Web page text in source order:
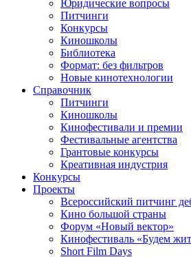
Юридические вопросы
Питчинги
Конкурсы
Киношколы
Библиотека
Формат: без фильтров
Новые кинотехнологии
Справочник
Питчинги
Киношколы
Кинофестивали и премии
Фестивальные агентства
Грантовые конкурсы
Креативная индустрия
Конкурсы
Проекты
Всероссийский питчинг
Кино большой страны
Форум «Новый вектор»
Кинофестиваль «Будем
Short Film Days